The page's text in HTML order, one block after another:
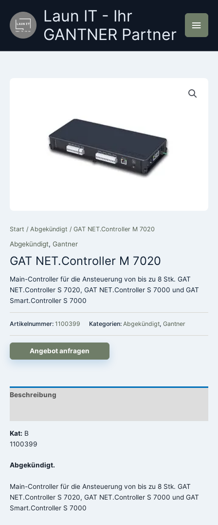
Inhalt
springen
Laun IT - Ihr
GANTNER Partner
Start / Abgekündigt / GAT NET.Controller M 7020
Abgekündigt, Gantner
GAT NET.Controller M 7020
Main-Controller für die Ansteuerung von bis zu 8 Stk. GAT
NET.Controller S 7020, GAT NET.Controller S 7000 und GAT
Smart.Controller S 7000
Artikelnummer: 1100399 Kategorien: Abgekündigt, Gantner
Angebot anfragen
Beschreibung
Kat: B
1100399
Abgekündigt.
Main-Controller für die Ansteuerung von bis zu 8 Stk. GAT
NET.Controller S 7020, GAT NET.Controller S 7000 und GAT
Smart.Controller S 7000